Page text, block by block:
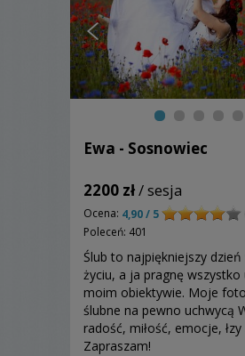
Ewa - Sosnowiec
2200 zł/ sesja
Ocena: 4,90 / 5
Poleceń: 401
Ślub to najpiękniejszy dzień
życiu, a ja pragnę wszystko
moim obiektywie. Moje
ślubne na pewno uchwycą
radość, miłość, emocje, łzy
Zapraszam!